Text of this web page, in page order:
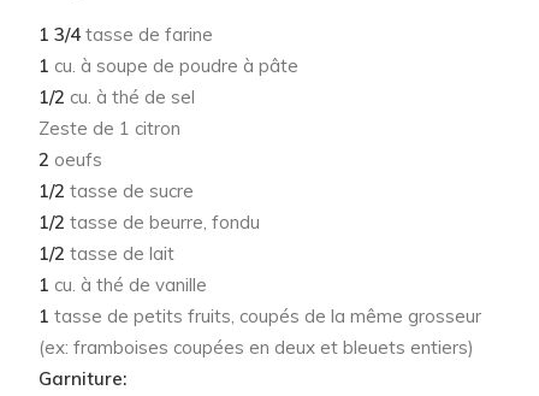
1 3/4 tasse de farine
1 cu. à soupe de poudre à pâte
1/2 cu. à thé de sel
Zeste de 1 citron
2 oeufs
1/2 tasse de sucre
1/2 tasse de beurre, fondu
1/2 tasse de lait
1 cu. à thé de vanille
1 tasse de petits fruits, coupés de la même grosseur
(ex: framboises coupées en deux et bleuets entiers)
Garniture: